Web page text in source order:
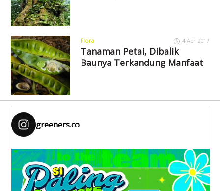
Flora 4 Apr 2017
Tanaman Petai, Dibalik
Baunya Terkandung Manfaat
greeners.co